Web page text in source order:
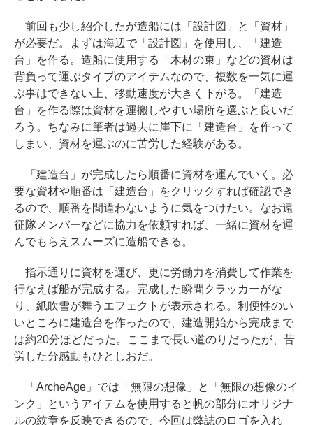
前回も少し紹介したが造船には「設計図」と「資材」
が必要だ。まずは海辺で「設計図」を使用し、「建造
台」を作る。造船に使用する「木材の束」などの資材は
背負って運ぶタイプのアイテムなので、複数を一気に運
ぶ事はできない上、移動速度が大きく下がる。「建造
台」を作る際は資材を運搬しやすい場所を選ぶと良いだ
ろう。ちなみに筆者は過去に崖下に「建造台」を作って
しまい、資材を運ぶのに苦労した経験がある。
「建造台」が完成したら順番に資材を運んでいく。必
要な資材や順番は「建造台」をクリックすれば確認でき
るので、順番を間違わないように気をつけたい。なお遠
征隊メンバーなどに協力を依頼すれば、一緒に資材を運
んでもらえスムーズに造船できる。
指示通りに資材を運び、更に労働力を消費して作業を
行なえば船が完成する。完成した瞬間クラッカーがな
り、紙吹雪が舞うエフェクトが表示される。利便性のい
いところに建造台を作ったので、建造開始から完成まで
は約20分ほどだった。ここまで長い道のりだったが、苦
労した分感動もひとしおだ。
「ArcheAge」では「無限の想像」と「無限の想像のイ
ンク」というアイテムを使用すると帆の部分にオリジナ
ルの紋章を反映できるので、今回は弊誌のロゴを入れ